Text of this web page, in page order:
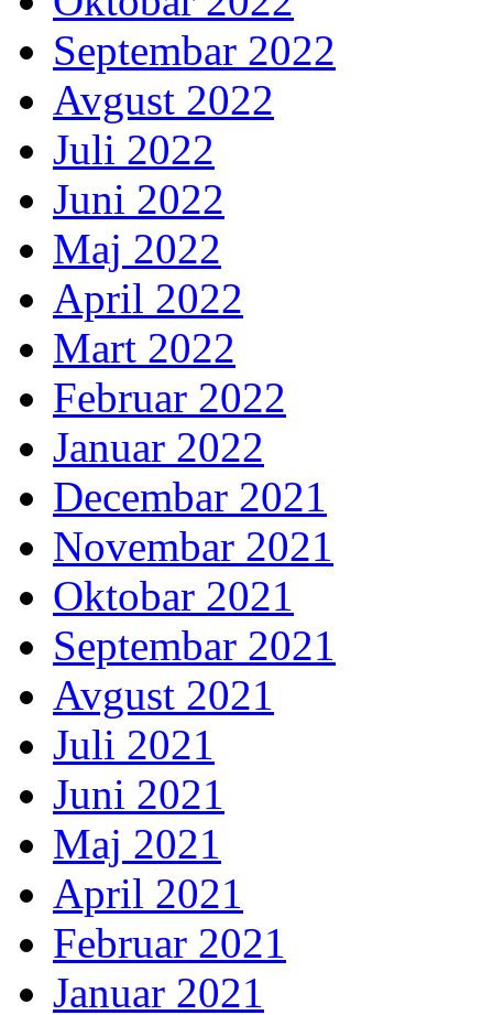
Septembar 2022
Avgust 2022
Juli 2022
Juni 2022
Maj 2022
April 2022
Mart 2022
Februar 2022
Januar 2022
Decembar 2021
Novembar 2021
Oktobar 2021
Septembar 2021
Avgust 2021
Juli 2021
Juni 2021
Maj 2021
April 2021
Februar 2021
Januar 2021